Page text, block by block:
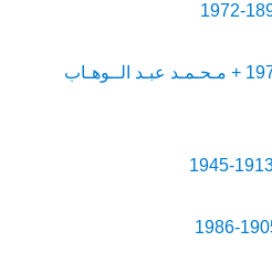
أم كــلثـــوم 1904 – 1975 + مـحـمـد عبـد الــوهـاب